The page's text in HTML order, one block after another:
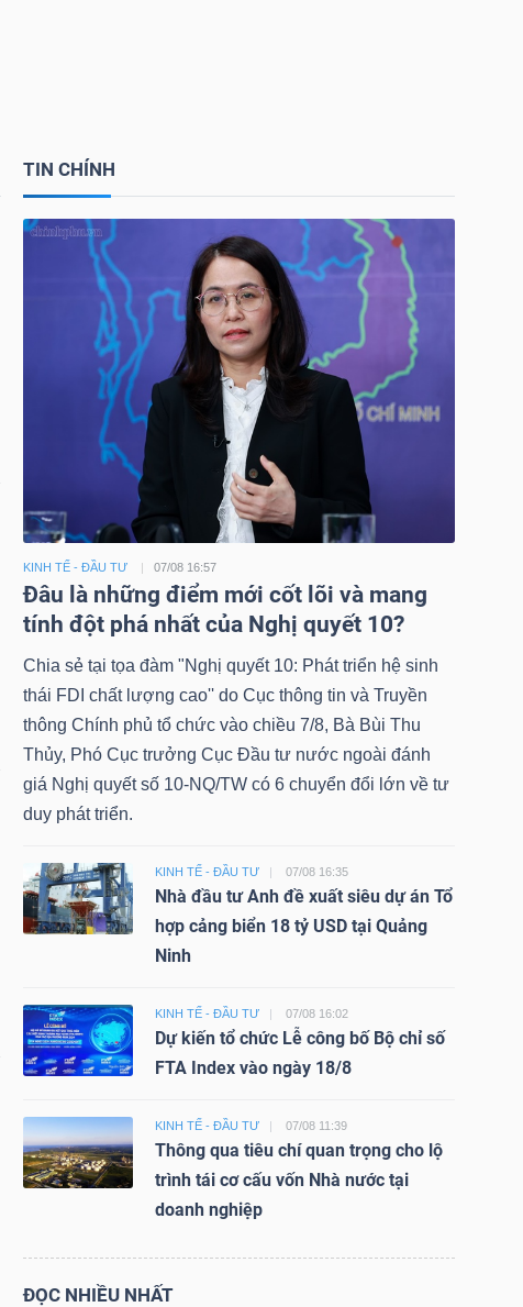
TIN CHÍNH
KINH TẾ - ĐẦU TƯ 07/08 16:57
Đâu là những điểm mới cốt lõi và mang
tính đột phá nhất của Nghị quyết 10?
Chia sẻ tại tọa đàm "Nghị quyết 10: Phát triển hệ sinh
thái FDI chất lượng cao'' do Cục thông tin và Truyền
thông Chính phủ tổ chức vào chiều 7/8, Bà Bùi Thu
Thủy, Phó Cục trưởng Cục Đầu tư nước ngoài đánh
giá Nghị quyết số 10-NQ/TW có 6 chuyển đổi lớn về tư
duy phát triển.
KINH TẾ - ĐẦU TƯ 07/08 16:35
Nhà đầu tư Anh đề xuất siêu dự án Tổ
hợp cảng biển 18 tỷ USD tại Quảng
Ninh
KINH TẾ - ĐẦU TƯ 07/08 16:02
Dự kiến tổ chức Lễ công bố Bộ chỉ số
FTA Index vào ngày 18/8
KINH TẾ - ĐẦU TƯ 07/08 11:39
Thông qua tiêu chí quan trọng cho lộ
trình tái cơ cấu vốn Nhà nước tại
doanh nghiệp
ĐỌC NHIỀU NHẤT